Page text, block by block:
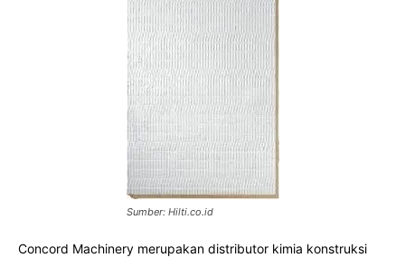
Sumber: Hilti.co.id
Concord Machinery merupakan distributor kimia konstruksi